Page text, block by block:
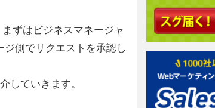
ずはビジネスマネージャ
側でリクエストを承認し
していきます。